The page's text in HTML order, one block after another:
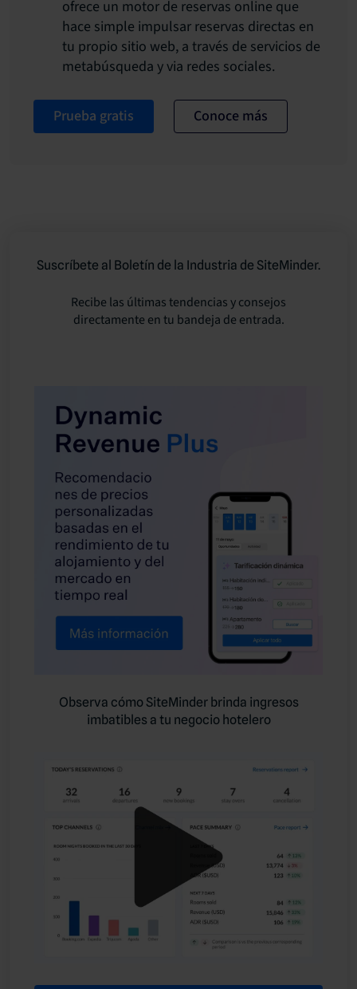
ofrece un motor de reservas online que
hace simple impulsar reservas directas en
tu propio sitio web, a través de servicios de
metabúsqueda y via redes sociales.
Prueba gratis Conoce más
Suscríbete al Boletín de la Industria de SiteMinder.
Recibe las últimas tendencias y consejos
directamente en tu bandeja de entrada.
Observa cómo SiteMinder brinda ingresos
imbatibles a tu negocio hotelero